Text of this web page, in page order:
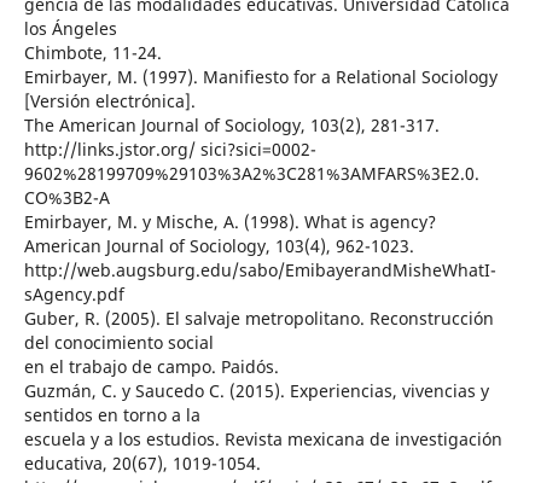
los Ángeles
Chimbote, 11-24.
Emirbayer, M. (1997). Manifiesto for a Relational Sociology
[Versión electrónica].
The American Journal of Sociology, 103(2), 281-317.
http://links.jstor.org/ sici?sici=0002-
9602%28199709%29103%3A2%3C281%3AMFARS%3E2.0.
CO%3B2-A
Emirbayer, M. y Mische, A. (1998). What is agency?
American Journal of Sociology, 103(4), 962-1023.
http://web.augsburg.edu/sabo/EmibayerandMisheWhatI-
sAgency.pdf
Guber, R. (2005). El salvaje metropolitano. Reconstrucción
del conocimiento social
en el trabajo de campo. Paidós.
Guzmán, C. y Saucedo C. (2015). Experiencias, vivencias y
sentidos en torno a la
escuela y a los estudios. Revista mexicana de investigación
educativa, 20(67), 1019-1054.